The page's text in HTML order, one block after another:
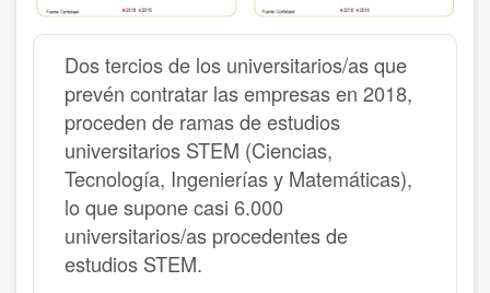
Dos tercios de los universitarios/as que
prevén contratar las empresas en 2018,
proceden de ramas de estudios
universitarios STEM (Ciencias,
Tecnología, Ingenierías y Matemáticas),
lo que supone casi 6.000
universitarios/as procedentes de
estudios STEM.